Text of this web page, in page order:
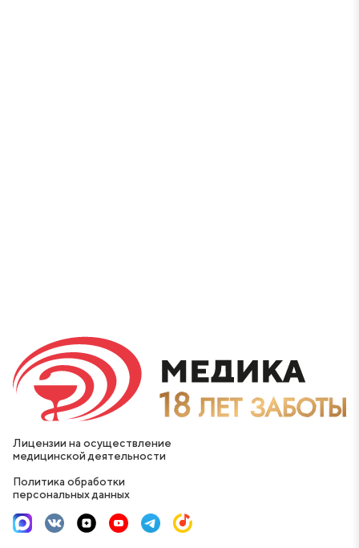
Лицензии на осуществление
медицинской деятельности
Политика обработки
персональных данных